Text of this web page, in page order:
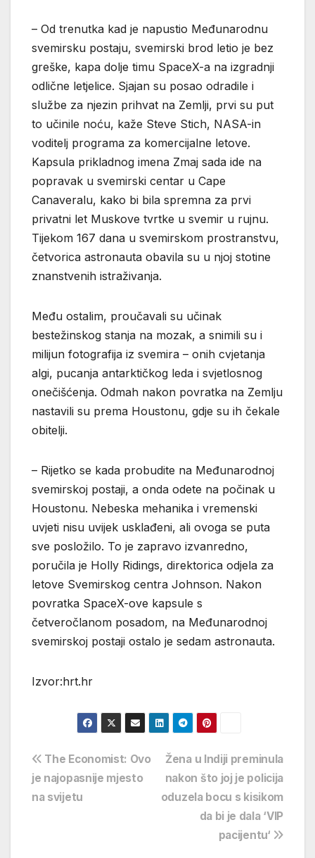
– Od trenutka kad je napustio Međunarodnu
svemirsku postaju, svemirski brod letio je bez
greške, kapa dolje timu SpaceX-a na izgradnji
odlične letjelice. Sjajan su posao odradile i
službe za njezin prihvat na Zemlji, prvi su put
to učinile noću, kaže Steve Stich, NASA-in
voditelj programa za komercijalne letove.
Kapsula prikladnog imena Zmaj sada ide na
popravak u svemirski centar u Cape
Canaveralu, kako bi bila spremna za prvi
privatni let Muskove tvrtke u svemir u rujnu.
Tijekom 167 dana u svemirskom prostranstvu,
četvorica astronauta obavila su u njoj stotine
znanstvenih istraživanja.
Među ostalim, proučavali su učinak
bestežinskog stanja na mozak, a snimili su i
milijun fotografija iz svemira – onih cvjetanja
algi, pucanja antarktičkog leda i svjetlosnog
onečišćenja. Odmah nakon povratka na Zemlju
nastavili su prema Houstonu, gdje su ih čekale
obitelji.
– Rijetko se kada probudite na Međunarodnoj
svemirskoj postaji, a onda odete na počinak u
Houstonu. Nebeska mehanika i vremenski
uvjeti nisu uvijek usklađeni, ali ovoga se puta
sve posložilo. To je zapravo izvanredno,
poručila je Holly Ridings, direktorica odjela za
letove Svemirskog centra Johnson. Nakon
povratka SpaceX-ove kapsule s
četveročlanom posadom, na Međunarodnoj
svemirskoj postaji ostalo je sedam astronauta.
Izvor:hrt.hr
Navigacija
objava
Žena u Indiji preminula
nakon što joj je policija
oduzela bocu s kisikom
da bi je dala ‘VIP
pacijentu‘
The Economist: Ovo
je najopasnije mjesto
na svijetu